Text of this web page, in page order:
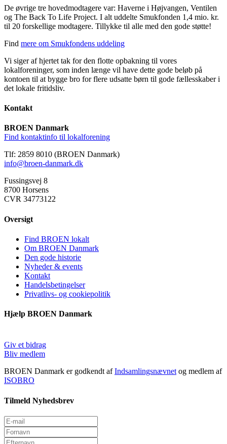
De øvrige tre hovedmodtagere var: Haverne i Højvangen, Ventilen
og The Back To Life Project. I alt uddelte Smukfonden 1,4 mio. kr.
til 20 forskellige modtagere. Tillykke til alle med den gode støtte!
Find mere om Smukfondens uddeling
Vi siger af hjertet tak for den flotte opbakning til vores
lokalforeninger, som inden længe vil have dette gode beløb på
kontoen til at bygge bro for flere udsatte børn til gode fællesskaber i
det lokale fritidsliv.
Kontakt
BROEN Danmark
Find kontaktinfo til lokalforening
Tlf: 2859 8010 (BROEN Danmark)
info@broen-danmark.dk
Fussingsvej 8
8700 Horsens
CVR 34773122
Oversigt
Find BROEN lokalt
Om BROEN Danmark
Den gode historie
Nyheder & events
Kontakt
Handelsbetingelser
Privatlivs- og cookiepolitik
Hjælp BROEN Danmark
Giv et bidrag
Bliv medlem
BROEN Danmark er godkendt afIndsamlingsnævnetog medlem af
ISOBRO
Tilmeld Nyhedsbrev